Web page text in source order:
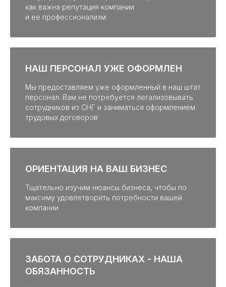
как важна репутация компании
и ее профессионализм
НАШ ПЕРСОНАЛ УЖЕ ОФОРМЛЕН
Мы предоставляем уже оформленный в наш штат
персонал. Вам не потребуется легализовывать
сотрудников из СНГ и заниматься оформлением
трудовых договоров
ОРИЕНТАЦИЯ НА ВАШ БИЗНЕС
Тщательно изучим нюансы бизнеса, чтобы по
максиму удовлетворить потребности вашей
компании
ЗАБОТА О СОТРУДНИКАХ - НАША
ОБЯЗАННОСТЬ